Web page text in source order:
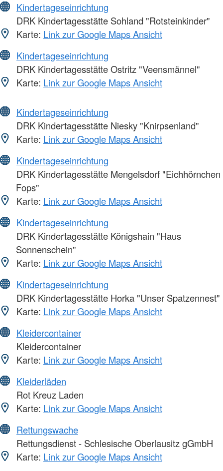
Kindertageseinrichtung
DRK Kindertagesstätte Sohland "Rotsteinkinder"
Karte: Link zur Google Maps Ansicht
Kindertageseinrichtung
DRK Kindertagesstätte Ostritz "Veensmännel"
Karte: Link zur Google Maps Ansicht
Kindertageseinrichtung
DRK Kindertagesstätte Niesky "Knirpsenland"
Karte: Link zur Google Maps Ansicht
Kindertageseinrichtung
DRK Kindertagesstätte Mengelsdorf "Eichhörnchen
Fops"
Karte: Link zur Google Maps Ansicht
Kindertageseinrichtung
DRK Kindertagesstätte Königshain "Haus
Sonnenschein"
Karte: Link zur Google Maps Ansicht
Kindertageseinrichtung
DRK Kindertagesstätte Horka "Unser Spatzennest"
Karte: Link zur Google Maps Ansicht
Kleidercontainer
Kleidercontainer
Karte: Link zur Google Maps Ansicht
Kleiderläden
Rot Kreuz Laden
Karte: Link zur Google Maps Ansicht
Rettungswache
Rettungsdienst - Schlesische Oberlausitz gGmbH
Karte: Link zur Google Maps Ansicht